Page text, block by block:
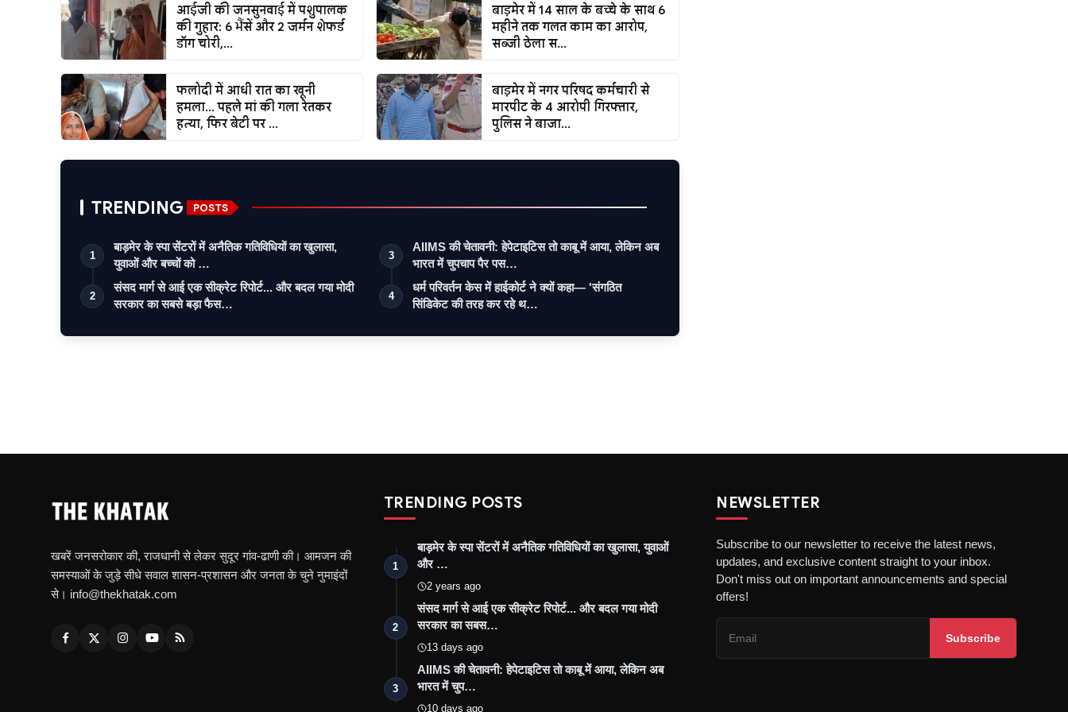
आईजी की जनसुनवाई में पशुपालक
की गुहार: 6 भैंसें और 2 जर्मन शेफर्ड
डॉग चोरी,...
बाड़मेर में 14 साल के बच्चे के साथ 6
महीने तक गलत काम का आरोप,
सब्जी ठेला स...
फलोदी में आधी रात का खूनी
हमला... पहले मां की गला रेतकर
हत्या, फिर बेटी पर ...
बाड़मेर में नगर परिषद कर्मचारी से
मारपीट के 4 आरोपी गिरफ्तार,
पुलिस ने बाजा...
TRENDING POSTS
1
बाड़मेर के स्पा सेंटरों में अनैतिक गतिविधियों का खुलासा,
युवाओं और बच्चों को …
2
संसद मार्ग से आई एक सीक्रेट रिपोर्ट... और बदल गया मोदी
सरकार का सबसे बड़ा फैस…
3
AIIMS की चेतावनी: हेपेटाइटिस तो काबू में आया, लेकिन अब
भारत में चुपचाप पैर पस…
4
धर्म परिवर्तन केस में हाईकोर्ट ने क्यों कहा— 'संगठित
सिंडिकेट की तरह कर रहे थ…
खबरें जनसरोकार की, राजधानी से लेकर सुदूर गांव-ढाणी की। आमजन की
समस्याओं के जुड़े सीधे सवाल शासन-प्रशासन और जनता के चुने नुमाइंदों
से। info@thekhatak.com
TRENDING POSTS
1
बाड़मेर के स्पा सेंटरों में अनैतिक गतिविधियों का खुलासा, युवाओं
और …
2 years ago
2
संसद मार्ग से आई एक सीक्रेट रिपोर्ट... और बदल गया मोदी
सरकार का सबस…
13 days ago
3
AIIMS की चेतावनी: हेपेटाइटिस तो काबू में आया, लेकिन अब
भारत में चुप…
10 days ago
NEWSLETTER
Subscribe to our newsletter to receive the latest news,
updates, and exclusive content straight to your inbox.
Don't miss out on important announcements and special
offers!
Subscribe